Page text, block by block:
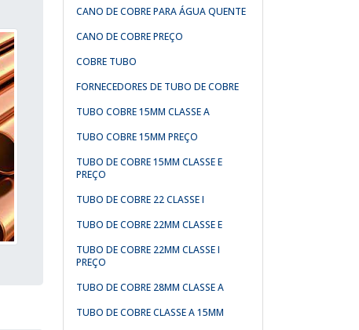
CANO DE COBRE PARA ÁGUA QUENTE
CANO DE COBRE PREÇO
COBRE TUBO
FORNECEDORES DE TUBO DE COBRE
TUBO COBRE 15MM CLASSE A
TUBO COBRE 15MM PREÇO
TUBO DE COBRE 15MM CLASSE E
PREÇO
TUBO DE COBRE 22 CLASSE I
TUBO DE COBRE 22MM CLASSE E
TUBO DE COBRE 22MM CLASSE I
PREÇO
TUBO DE COBRE 28MM CLASSE A
TUBO DE COBRE CLASSE A 15MM